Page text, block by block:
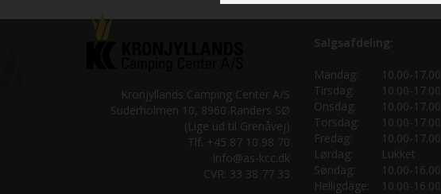
Kronjyllands Camping Center A/S
Suderholmen 10, 8960 Randers SØ
(Lige ud til Grenåvej)
Tlf. +45 87 10 98 70
Info@as-kcc.dk
CVR: 33 38 77 33
Salgsafdeling:
Mandag:
10.00-17.00
Tirsdag:
10.00-17.00
Onsdag:
10.00-17.00
Torsdag:
10.00-17.00
Fredag:
10.00-17.00
Lørdag:
Lukket
Søndag:
10.00-16.00
Helligdage:
10.00-16.00